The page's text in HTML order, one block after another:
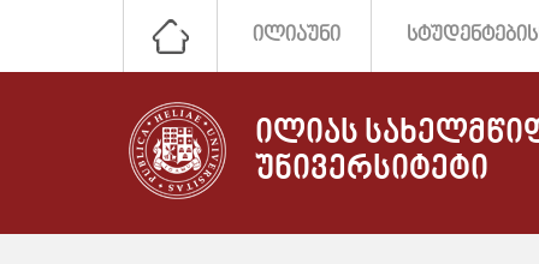
ᲘᲚᲘᲐᲣᲜᲘ
ᲘᲚᲘᲐᲡ
ᲣᲜᲘᲕᲔᲠᲡᲘᲢᲔᲢᲘ